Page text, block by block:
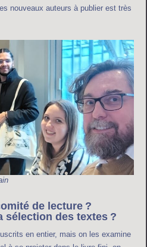
nouveaux auteurs à publier est très
de lecture ?
sélection des textes ?
en entier, mais on les examine